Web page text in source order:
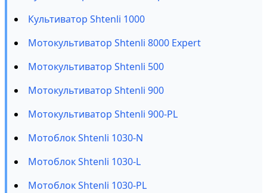
Культиватор Shtenli 1000
Мотокультиватор Shtenli 8000 Expert
Мотокультиватор Shtenli 500
Мотокультиватор Shtenli 900
Мотокультиватор Shtenli 900-PL
Мотоблок Shtenli 1030-N
Мотоблок Shtenli 1030-L
Мотоблок Shtenli 1030-PL